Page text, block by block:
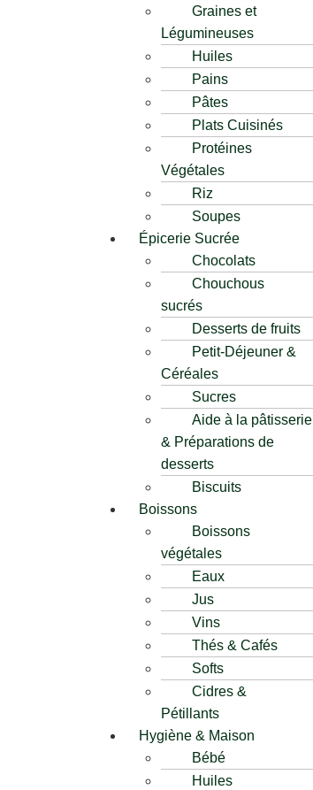
Graines et
Légumineuses
Huiles
Pains
Pâtes
Plats Cuisinés
Protéines
Végétales
Riz
Soupes
Épicerie Sucrée
Chocolats
Chouchous
sucrés
Desserts de fruits
Petit-Déjeuner &
Céréales
Sucres
Aide à la pâtisserie
& Préparations de
desserts
Biscuits
Boissons
Boissons
végétales
Eaux
Jus
Vins
Thés & Cafés
Softs
Cidres &
Pétillants
Hygiène & Maison
Bébé
Huiles